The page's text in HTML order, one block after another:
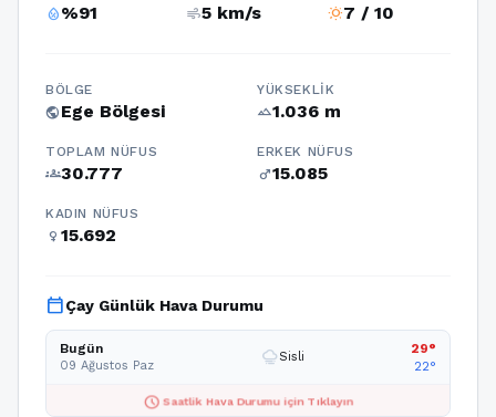
humidity_percentage%91 air5 km/s wb_sunny7 / 10
BÖLGE
publicEge Bölgesi
YÜKSEKLIK
terrain1.036 m
TOPLAM NÜFUS
groups30.777
ERKEK NÜFUS
male15.085
KADIN NÜFUS
female 15.692
calendar_todayÇay Günlük Hava Durumu
Bugün
09 Ağustos Paz foggy Sisli
29°
22°
schedule Saatlik Hava Durumu için Tıklayın